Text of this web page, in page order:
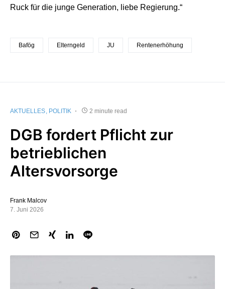
Ruck für die junge Generation, liebe Regierung.“
Bafög Elterngeld JU Rentenerhöhung
AKTUELLES POLITIK 2 minute read
DGB fordert Pflicht zur
betrieblichen
Altersvorsorge
Frank Malcov
7. Juni 2026